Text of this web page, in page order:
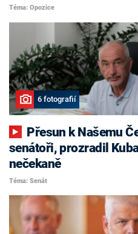
Téma: Opozice
6 fotografií
senátoři, prozradil
nečekaně
Téma: Senát